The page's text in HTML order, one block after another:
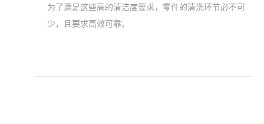
为了满足这些高的清洁度要求，零件的清洗环节必不可
少，且要求高效可靠。